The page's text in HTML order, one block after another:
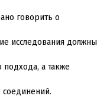
говорить о
исследования должны
подхода, а также